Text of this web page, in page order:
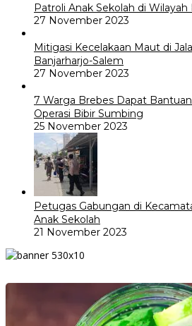
Patroli Anak Sekolah di
27 November 2023
Mitigasi Kecelakaan Maut di
Banjarharjo-Salem
27 November 2023
7 Warga Brebes Dapat
Operasi Bibir Sumbing
25 November 2023
Petugas Gabungan di
Anak Sekolah
21 November 2023